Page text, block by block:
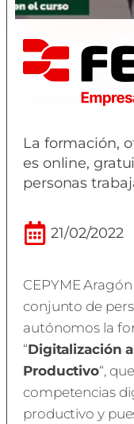
La formación,
es online,
personas
21/02/2022
CEPYME
conjunto de
autónomos la
“Digitalización
Productivo“,
competencias
productivo y